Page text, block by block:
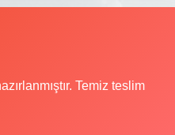
Temiz teslim